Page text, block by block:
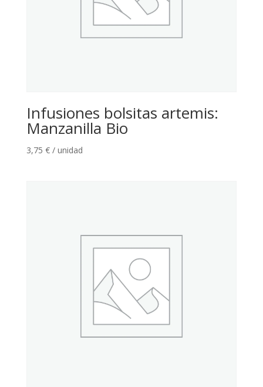
Infusiones bolsitas artemis:
Manzanilla Bio
3,75 € / unidad